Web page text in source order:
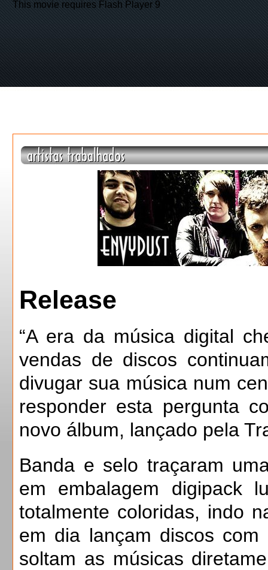
This movie requires Flash Player 9
Release
“A era da música digital
vendas de discos
divugar sua música num
responder esta pergunta
novo álbum, lançado pela
Banda e selo traçaram
em embalagem digipack
totalmente coloridas, indo
em dia lançam discos com
soltam as músicas